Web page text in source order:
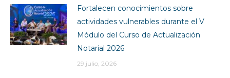
Fortalecen conocimientos sobre
actividades vulnerables durante el V
Módulo del Curso de Actualización
Notarial 2026
29 julio, 2026